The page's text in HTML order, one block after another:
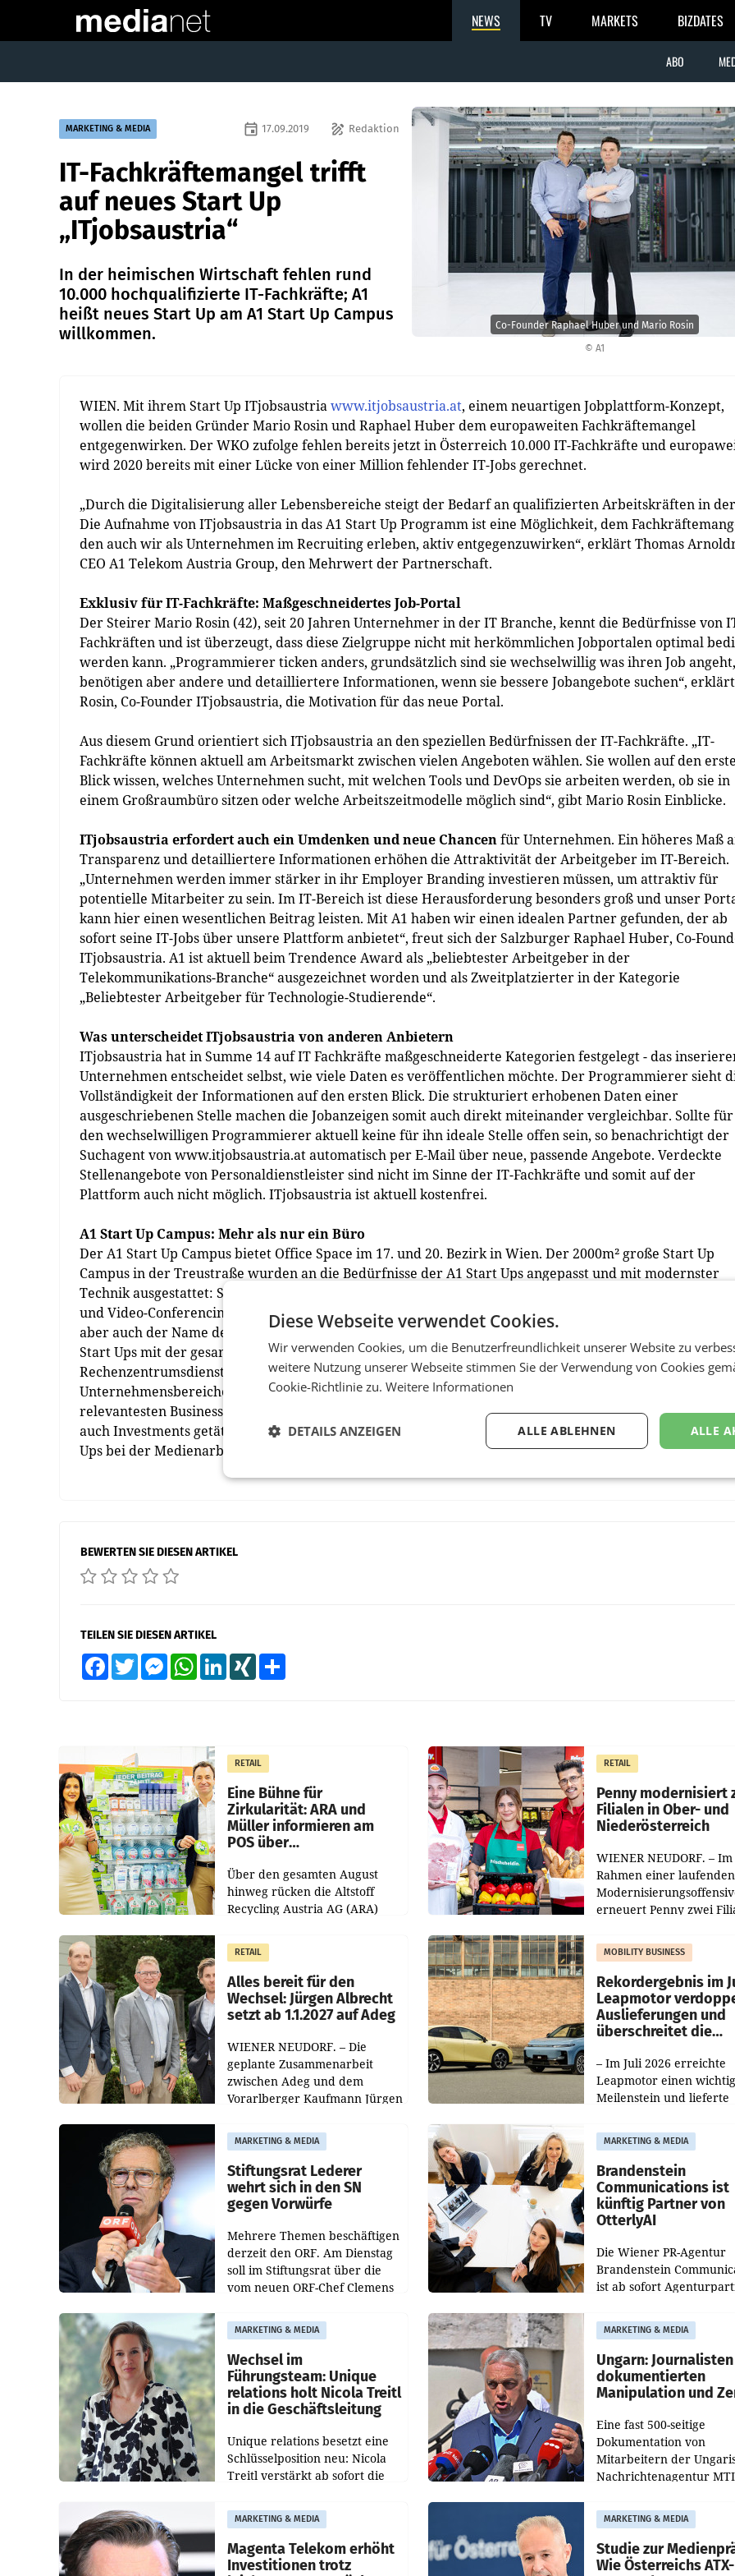
NEWS TV MARKETS BIZDATES
ABO
© A1
Co-Founder Raphael Huber und Mario Rosin
MARKETING & MEDIA draw Redaktion
event 17.09.2019
IT-Fachkräftemangel trifft
auf neues Start Up
„ITjobsaustria“
In der heimischen Wirtschaft fehlen rund
10.000 hochqualifizierte IT-Fachkräfte; A1
heißt neues Start Up am A1 Start Up Campus
willkommen.
WIEN. Mit ihrem Start Up ITjobsaustriawww.itjobsaustria.at, einem neuartigen Jobplattform-Konzept,
wollen die beiden Gründer Mario Rosin und Raphael Huber dem europaweiten Fachkräftemangel
entgegenwirken. Der WKO zufolge fehlen bereits jetzt in Österreich 10.000 IT-Fachkräfte und
wird 2020 bereits mit einer Lücke von einer Million fehlender IT-Jobs gerechnet.
„Durch die Digitalisierung aller Lebensbereiche steigt der Bedarf an qualifizierten Arbeitskräften in
Die Aufnahme von ITjobsaustria in das A1 Start Up Programm ist eine Möglichkeit, dem
den auch wir als Unternehmen im Recruiting erleben, aktiv entgegenzuwirken“, erklärt Thomas
CEO A1 Telekom Austria Group, den Mehrwert der Partnerschaft.
Exklusiv für IT-Fachkräfte: Maßgeschneidertes Job-Portal
Der Steirer Mario Rosin (42), seit 20 Jahren Unternehmer in der IT Branche, kennt die Bedürfnisse von
Fachkräften und ist überzeugt, dass diese Zielgruppe nicht mit herkömmlichen Jobportalen optimal
werden kann. „Programmierer ticken anders, grundsätzlich sind sie wechselwillig was ihren Job angeht,
benötigen aber andere und detailliertere Informationen, wenn sie bessere Jobangebote suchen“, erklärt
Rosin, Co-Founder ITjobsaustria, die Motivation für das neue Portal.
Aus diesem Grund orientiert sich ITjobsaustria an den speziellen Bedürfnissen der IT-Fachkräfte. „IT-
Fachkräfte können aktuell am Arbeitsmarkt zwischen vielen Angeboten wählen. Sie wollen auf den
Blick wissen, welches Unternehmen sucht, mit welchen Tools und DevOps sie arbeiten werden, ob sie in
einem Großraumbüro sitzen oder welche Arbeitszeitmodelle möglich sind“, gibt Mario Rosin Einblicke.
ITjobsaustria erfordert auch ein Umdenken und neue Chancenfür Unternehmen. Ein höheres Maß
Transparenz und detailliertere Informationen erhöhen die Attraktivität der Arbeitgeber im IT-Bereich.
„Unternehmen werden immer stärker in ihr Employer Branding investieren müssen, um attraktiv für
potentielle Mitarbeiter zu sein. Im IT-Bereich ist diese Herausforderung besonders groß und unser
kann hier einen wesentlichen Beitrag leisten. Mit A1 haben wir einen idealen Partner gefunden, der ab
sofort seine IT-Jobs über unsere Plattform anbietet“, freut sich der Salzburger Raphael Huber, Co-
ITjobsaustria. A1 ist aktuell beim Trendence Award als „beliebtester Arbeitgeber in der
Telekommunikations-Branche“ ausgezeichnet worden und als Zweitplatzierter in der Kategorie
„Beliebtester Arbeitgeber für Technologie-Studierende“.
Was unterscheidet ITjobsaustria von anderen Anbietern
ITjobsaustria hat in Summe 14 auf IT Fachkräfte maßgeschneiderte Kategorien festgelegt - das
Unternehmen entscheidet selbst, wie viele Daten es veröffentlichen möchte. Der Programmierer sieht
Vollständigkeit der Informationen auf den ersten Blick. Die strukturiert erhobenen Daten einer
ausgeschriebenen Stelle machen die Jobanzeigen somit auch direkt miteinander vergleichbar. Sollte für
den wechselwilligen Programmierer aktuell keine für ihn ideale Stelle offen sein, so benachrichtigt der
Suchagent von www.itjobsaustria.at automatisch per E-Mail über neue, passende Angebote. Verdeckte
Stellenangebote von Personaldienstleister sind nicht im Sinne der IT-Fachkräfte und somit auf der
Plattform auch nicht möglich. ITjobsaustria ist aktuell kostenfrei.
A1 Start Up Campus: Mehr als nur ein Büro
Der A1 Start Up Campus bietet Office Space im 17. und 20. Bezirk in Wien. Der 2000m² große Start Up
Campus in der Treustraße wurden an die Bedürfnisse der A1 Start Ups angepasst und mit modernster
Technik ausgestattet: So steht neben einem multimedia-Whiteboard und professionellem Präsentations-
und Video-Conferencing-System auch ein 10 Gbit/s Internetanschluss zur Verfügung. A1 Start Up
aber auch der Name des A1 Start Up Programms: Neben der kostenlosen Office-Location unterstützt A1
Start Ups mit der gesamten Palette der A1 Business-Produkte, vom Tablet bis hin zu
Rechenzentrumsdienstleistungen und Cloud-Space. Darüber hinaus stehen rund 30 A1 Mitarbeiter aller
Unternehmensbereiche den Jungunternehmern mit Rat und Tat zur Seite und beraten sie in den
relevantesten Business-Disziplinen wie Marketing, Vertrieb oder Controlling. In manchen Fällen werden
auch Investments getätigt sowie die A1 Sales Channels zur Verfügung gestellt. Die Unterstützung der
Ups bei der Medienarbeit rundet das Angebot des A1 Start Up Campus ab. (red)
BEWERTEN SIE DIESEN ARTIKEL
TEILEN SIE DIESEN ARTIKEL
FacebookTwitter MessengerWhatsAppLinkedInXING
RETAIL
Eine Bühne für
Zirkularität: ARA und
Müller informieren am
POS über
Über den gesamten August
hinweg rücken die Altstoff
Recycling Austria AG (ARA)
Müller die Initiative „Kreislauf-
Helden“ in allen
österreichischen Müller-Filialen
RETAIL
Penny modernisiert
Filialen in Ober- und
Niederösterreich
WIENER NEUDORF. – Im
Rahmen einer laufenden
erneuert Penny zwei
Die beiden Standorte
Haag sowie im rund
RETAIL
Alles bereit für den
Wechsel: Jürgen Albrecht
setzt ab 1.1.2027 auf Adeg
WIENER NEUDORF. – Die
geplante Zusammenarbeit
zwischen Adeg und dem
Vorarlberger Kaufmann Jürgen
freigegeben: Die
Bundeswettbewerbsbehörde
und der Bundeskartellanwalt
MOBILITY BUSINESS
Rekordergebnis im
Leapmotor
Auslieferungen und
überschreitet die
– Im Juli 2026 erreichte
Leapmotor einen
Meilenstein und lieferte
aus, womit sich das
gegenüber Juli 2025
verdoppelte (+102
MARKETING & MEDIA
Stiftungsrat Lederer
wehrt sich in den SN
gegen Vorwürfe
Mehrere Themen beschäftigen
derzeit den ORF. Am Dienstag
soll im Stiftungsrat über die
vom neuen ORF-Chef Clemens
Besetzungen für die
Direktionen abgestimmt
werden.
MARKETING & MEDIA
Brandenstein
Communications ist
künftig Partner von
OtterlyAI
Die Wiener PR-Agentur
Brandenstein
ist ab sofort
Optimierungsplattform
OtterlyAI. Damit baut die
Agentur ihr
MARKETING & MEDIA
Wechsel im
Führungsteam: Unique
relations holt Nicola Treitl
in die Geschäftsleitung
Unique relations besetzt eine
Schlüsselposition neu: Nicola
Treitl verstärkt ab sofort die
PR-Agentur an der Seite von
Josef Kalina und Anna Kalina-
Mahr.
MARKETING & MEDIA
Ungarn: Journalisten
dokumentierten
Manipulation und
Eine fast 500-seitige
Dokumentation von
Mitarbeitern der
Nachrichtenagentur
Manipulation und
der Agentur während
MARKETING & MEDIA
Magenta Telekom erhöht
Investitionen trotz
MARKETING & MEDIA
Studie zur
Wie Österreichs ATX-
Diese Webseite verwendet Cookies.
Wir verwenden Cookies, um die Benutzerfreundlichkeit unserer Website zu
weitere Nutzung unserer Webseite stimmen Sie der Verwendung von Cookies
Cookie-Richtlinie zu. Weitere Informationen
ALLE
ALLE ABLEHNEN
DETAILS ANZEIGEN